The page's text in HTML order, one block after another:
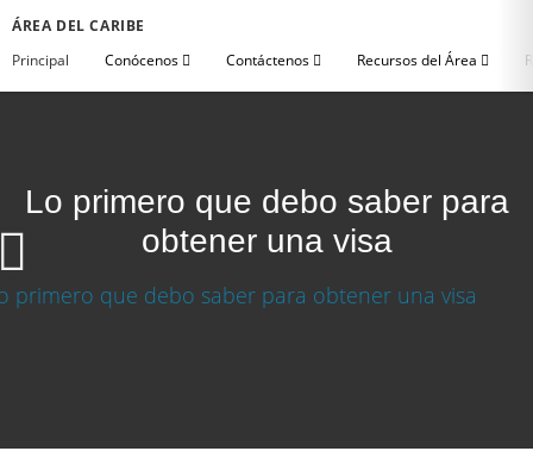
ÁREA DEL CARIBE
Principal
Conócenos Contáctenos Recursos del Área
Lo primero que debo saber para
obtener una visa